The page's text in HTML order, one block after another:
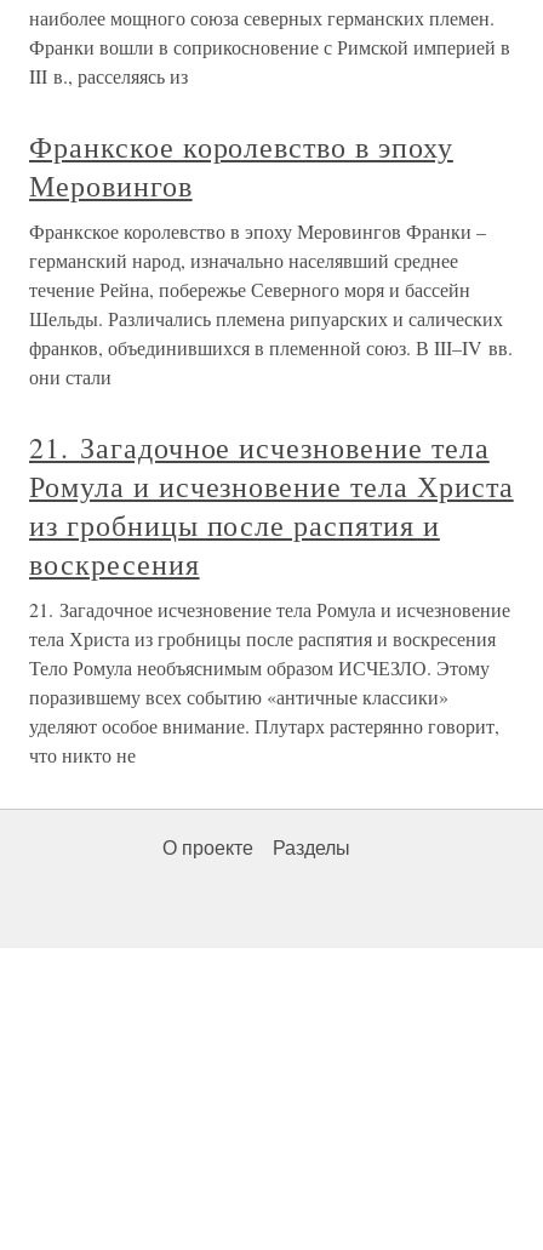
наиболее мощного союза северных германских племен.
Франки вошли в соприкосновение с Римской империей в
III в., расселяясь из
Франкское королевство в эпоху
Меровингов
Франкское королевство в эпоху Меровингов Франки –
германский народ, изначально населявший среднее
течение Рейна, побережье Северного моря и бассейн
Шельды. Различались племена рипуарских и салических
франков, объединившихся в племенной союз. В III–IV вв.
они стали
21. Загадочное исчезновение тела
Ромула и исчезновение тела Христа
из гробницы после распятия и
воскресения
21. Загадочное исчезновение тела Ромула и исчезновение
тела Христа из гробницы после распятия и воскресения
Тело Ромула необъяснимым образом ИСЧЕЗЛО. Этому
поразившему всех событию «античные классики»
уделяют особое внимание. Плутарх растерянно говорит,
что никто не
О проекте Разделы